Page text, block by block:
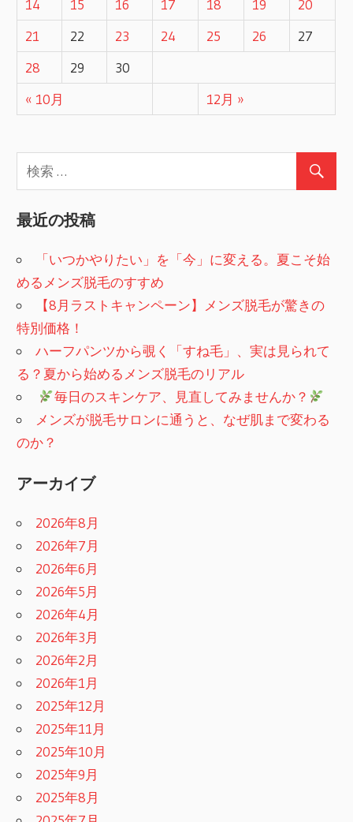
ー
シ
ョ
ン
« 10月 12月 »
14
15 16 17 18 19
20
21
22 23 24 25 26
27
28
29 30
最近の投稿
「いつかやりたい」を「今」に変える。夏こそ始
めるメンズ脱毛のすすめ
【8月ラストキャンペーン】メンズ脱毛が驚きの
特別価格！
ハーフパンツから覗く「すね毛」、実は見られて
る？夏から始めるメンズ脱毛のリアル
毎日のスキンケア、見直してみませんか？
メンズが脱毛サロンに通うと、なぜ肌まで変わる
のか？
アーカイブ
2026年8月
2026年7月
2026年6月
2026年5月
2026年4月
2026年3月
2026年2月
2026年1月
2025年12月
2025年11月
2025年10月
2025年9月
2025年8月